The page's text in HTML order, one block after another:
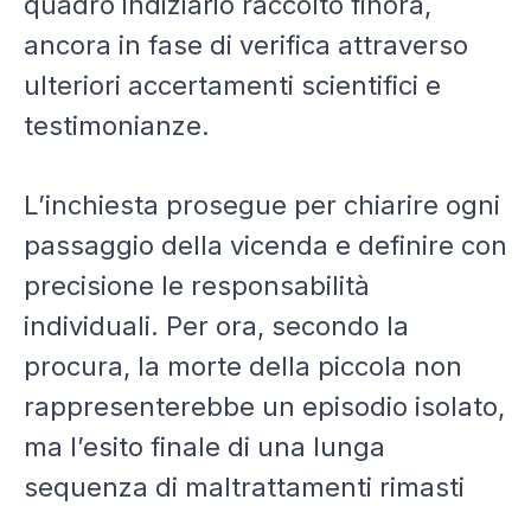
ancora in fase di verifica attraverso
ulteriori accertamenti scientifici e
testimonianze.
L’inchiesta prosegue per chiarire ogni
passaggio della vicenda e definire con
precisione le responsabilità
individuali. Per ora, secondo la
procura, la morte della piccola non
rappresenterebbe un episodio isolato,
ma l’esito finale di una lunga
sequenza di maltrattamenti rimasti